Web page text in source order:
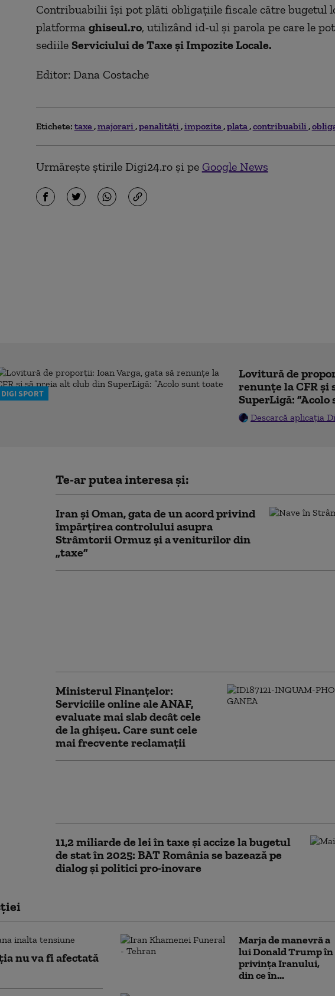
Contribuabilii își pot plăti obligațiile fiscale către bugetul
platforma ghiseul.ro, utilizând id-ul și parola pe care le
sediile Serviciului de Taxe și Impozite Locale.
Editor: Dana Costache
Etichete: taxe majorari penalităţi impozite plata contribuabili
Urmărește știrile Digi24.ro și pe Google News
DIGI SPORT
Lovitură de
renunțe la CFR și
SuperLigă:
Descarcă aplicația
Te-ar putea interesa și:
Iran și Oman, gata de un acord privind
împărțirea controlului asupra
Strâmtorii Ormuz și a veniturilor din
„taxe”
Ministerul Finanțelor:
Serviciile online ale ANAF,
evaluate mai slab decât cele
de la ghișeu. Care sunt cele
mai frecvente reclamații
11,2 miliarde de lei în taxe și accize la bugetul
de stat în 2025: BAT România se bazează pe
dialog și politici pro-inovare
nu va fi afectată
Marja de manevră a
lui Donald Trump în
privința Iranului,
din ce în...